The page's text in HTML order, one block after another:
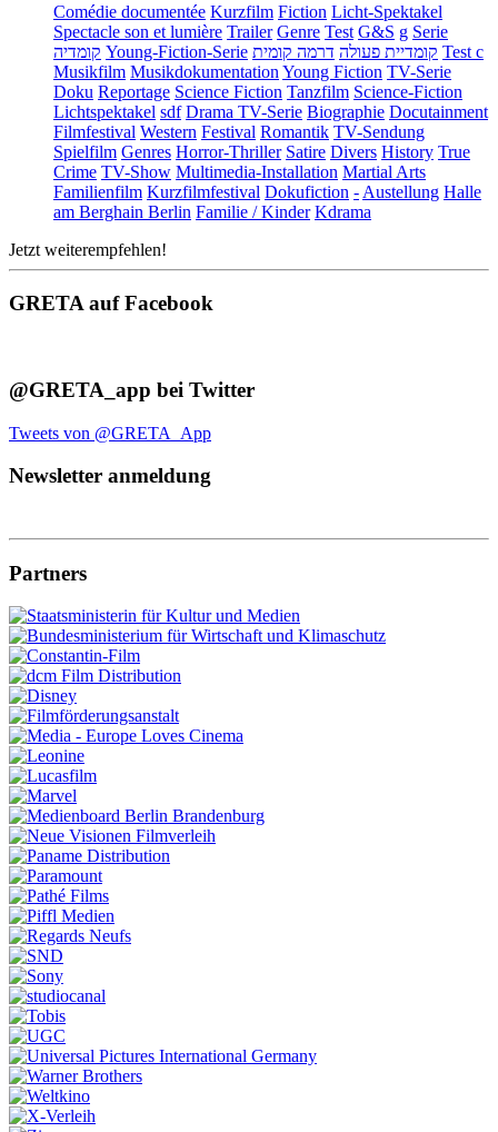
Comédie documentée Kurzfilm Fiction Licht-Spektakel
Spectacle son et lumière Trailer Genre Test G&S g Serie
קומדיה Young-Fiction-Serie קומדיית פעולה דרמה קומית
Test c
Musikfilm Musikdokumentation Young Fiction TV-Serie
Doku Reportage Science Fiction Tanzfilm Science-Fiction
Lichtspektakel sdf Drama TV-Serie Biographie Docutainment
Filmfestival Western Festival Romantik TV-Sendung
Spielfilm Genres Horror-Thriller Satire Divers History True
Crime TV-Show Multimedia-Installation Martial Arts
Familienfilm Kurzfilmfestival Dokufiction - Austellung Halle
am Berghain Berlin Familie / Kinder Kdrama
Jetzt weiterempfehlen!
GRETA auf Facebook
@GRETA_app bei Twitter
Tweets von @GRETA_App
Newsletter anmeldung
Partners